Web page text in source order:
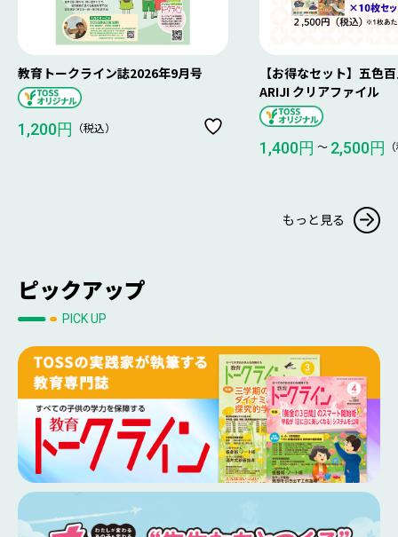
教育トークライン誌2026年9月号
1,200円 （税込）
【お得なセット】五色
ARIJI クリアファイル
1,400円 〜 2,500円
もっと見る
ピックアップ
PICK UP